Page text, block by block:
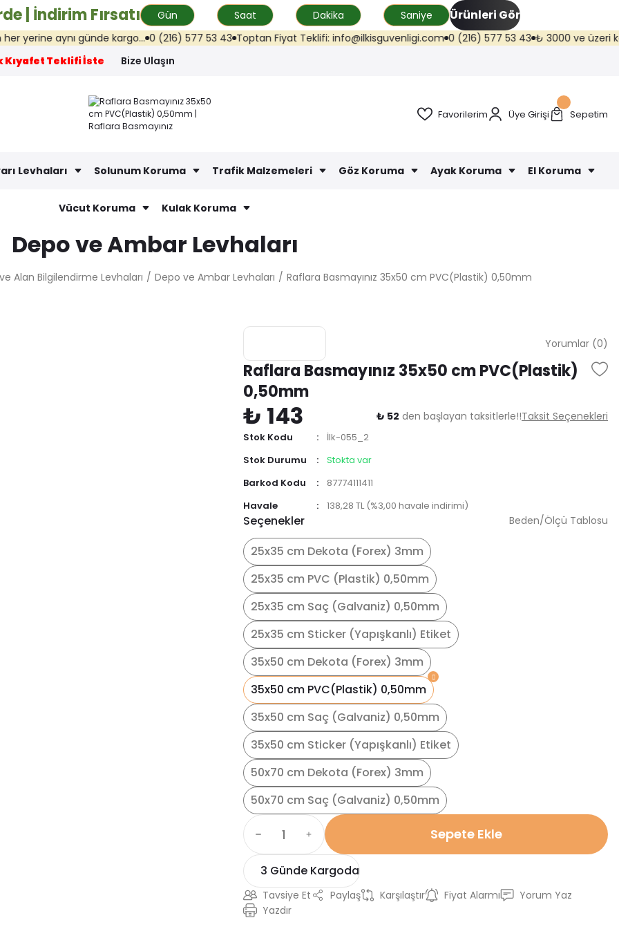
| İndirim Fırsatı Gün Saat Dakika Saniye Ürünleri Gör
aynı günde kargo... 0 (216) 577 53 43 Toptan Fiyat Teklifi: info@ilkisguvenligi.com 0 (216) 577 53 43 ₺ 3000 ve üzeri
Kıyafet Teklifi İste
Bize Ulaşın
Favorilerim Üye Girişi Sepetim
Levhaları Solunum Koruma Trafik Malzemeleri Göz Koruma Ayak Koruma El Koruma
Vücut Koruma Kulak Koruma
Depo ve Ambar Levhaları
Alan Bilgilendirme Levhaları Depo ve Ambar Levhaları Raflara Basmayınız 35x50 cm PVC(Plastik) 0,50mm
Yorumlar (0)
Raflara Basmayınız 35x50 cm PVC(Plastik)
0,50mm
₺ 143 ₺ 52 den başlayan taksitlerle!!Taksit Seçenekleri
Stok Kodu
İlk-055_2
Stok Durumu
Stokta var
Barkod Kodu
87774111411
Havale
138,28 TL (%3,00 havale indirimi)
Seçenekler
25x35 cm Dekota (Forex) 3mm
25x35 cm PVC (Plastik) 0,50mm
25x35 cm Saç (Galvaniz) 0,50mm
25x35 cm Sticker (Yapışkanlı) Etiket
35x50 cm Dekota (Forex) 3mm
35x50 cm PVC(Plastik) 0,50mm
35x50 cm Saç (Galvaniz) 0,50mm
35x50 cm Sticker (Yapışkanlı) Etiket
50x70 cm Dekota (Forex) 3mm
50x70 cm Saç (Galvaniz) 0,50mm
Beden/Ölçü Tablosu
Sepete Ekle
3 Günde Kargoda
Tavsiye Et Paylaş Karşılaştır Fiyat Alarmı
Yorum Yaz
Yazdır